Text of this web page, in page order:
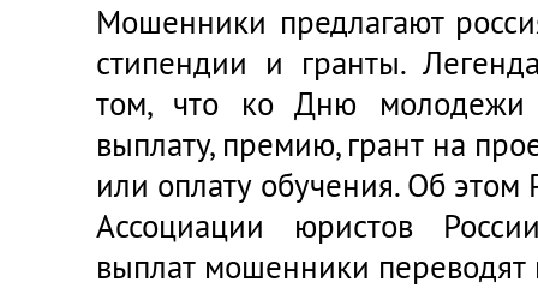
Мошенники предлагают
стипендии и гранты.
том, что ко Дню молодежи
выплату, премию, грант на
или оплату обучения. Об этом
Ассоциации юристов
выплат мошенники